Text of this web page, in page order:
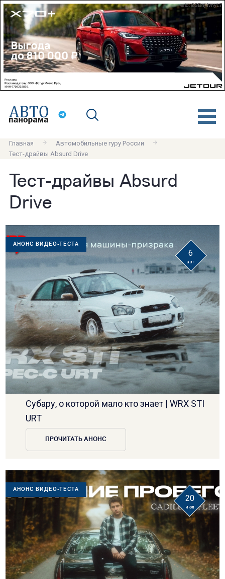
erid: 2SDnjdvnyL7
Главная
Автомобильные гуру России
Тест-драйвы Absurd Drive
Тест-драйвы Absurd
Drive
АНОНС ВИДЕО-ТЕСТА
6
авг
Субару, о которой мало кто знает | WRX STI
URT
ПРОЧИТАТЬ АНОНС
АНОНС ВИДЕО-ТЕСТА
20
июл